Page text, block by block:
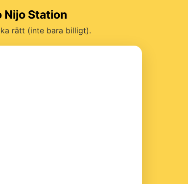
Station
rätt (inte bara billigt).